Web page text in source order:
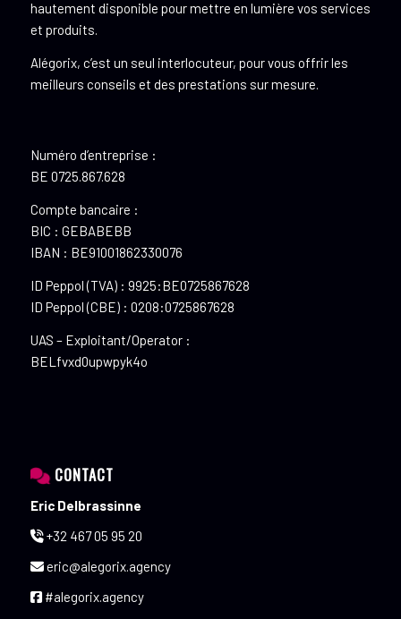
hautement disponible pour mettre en lumière vos services
et produits.
Alégorix, c’est un seul interlocuteur, pour vous offrir les
meilleurs conseils et des prestations sur mesure.
Numéro d’entreprise :
BE 0725.867.628
Compte bancaire :
BIC : GEBABEBB
IBAN : BE91001862330076
ID Peppol (TVA) : 9925:BE0725867628
ID Peppol (CBE) : 0208:0725867628
UAS – Exploitant/Operator :
BELfvxd0upwpyk4o
CONTACT
Eric Delbrassinne
+32 467 05 95 20
eric@alegorix.agency
#alegorix.agency